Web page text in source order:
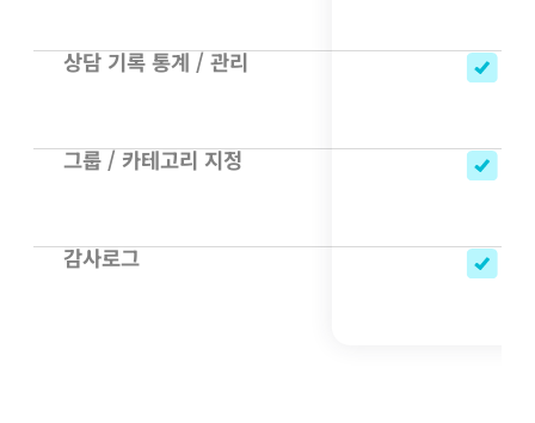
상담 기록 통계 / 관리
그룹 / 카테고리 지정
감사로그